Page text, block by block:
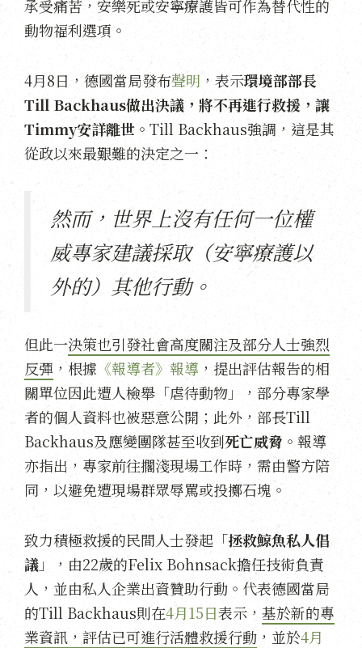
承受痛苦，安樂死或安寧療護皆可作為替代性的
動物福利選項。
4月8日，德國當局發布聲明 ，表示環境部部長
Till Backhaus做出決議，將不再進行救援，讓
Timmy安詳離世 。Till Backhaus強調，這是其
從政以來最艱難的決定之一：
然而，世界上沒有任何一位權
威專家建議採取（安寧療護以
外的）其他行動。
但此一決策也引發社會高度關注及部分人士強烈
反彈 ，根據 《報導者》報導 ，提出評估報告的相
關單位因此遭人檢舉「虐待動物」，部分專家學
者的個人資料也被惡意公開；此外，部長Till
Backhaus及應變團隊甚至收到死亡威脅 。報導
亦指出，專家前往擱淺現場工作時，需由警方陪
同，以避免遭現場群眾辱罵或投擲石塊。
致力積極救援的民間人士發起「拯救鯨魚私人倡
議」，由22歲的Felix Bohnsack擔任技術負責
人，並由私人企業出資贊助行動。代表德國當局
的Till Backhaus則在4月15日表示， 基於新的專
業資訊，評估已可進行活體救援行動 ，並於4月